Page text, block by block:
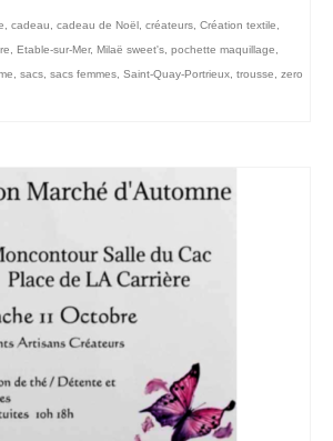
cadeau cadeau de Noël créateurs Création textile
Etable-sur-Mer, Milaë sweet's pochette maquillage
sacs sacs femmes Saint-Quay-Portrieux trousse
zero